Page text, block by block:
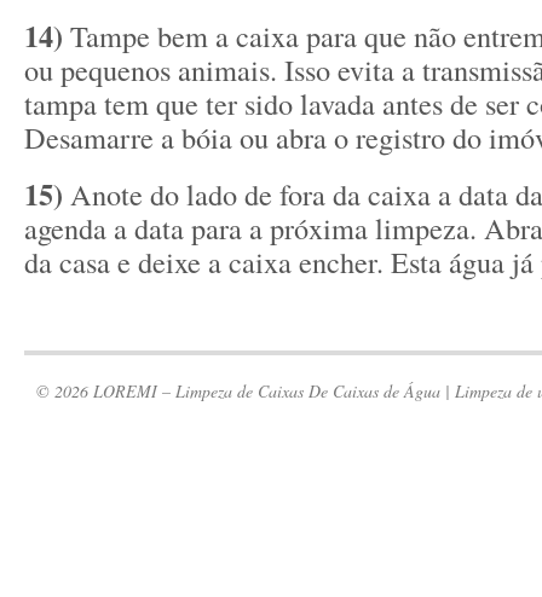
14) Tampe bem a caixa para que não
ou pequenos animais. Isso evita a
tampa tem que ter sido lavada antes de ser
Desamarre a bóia ou abra o registro do
15) Anote do lado de fora da caixa a data
agenda a data para a próxima limpeza.
da casa e deixe a caixa encher. Esta água já
© 2026 LOREMI – Limpeza de Caixas De Caixas de Água | Limpeza